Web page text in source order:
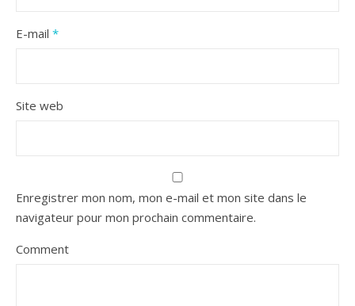
E-mail *
Site web
Enregistrer mon nom, mon e-mail et mon site dans le
navigateur pour mon prochain commentaire.
Comment